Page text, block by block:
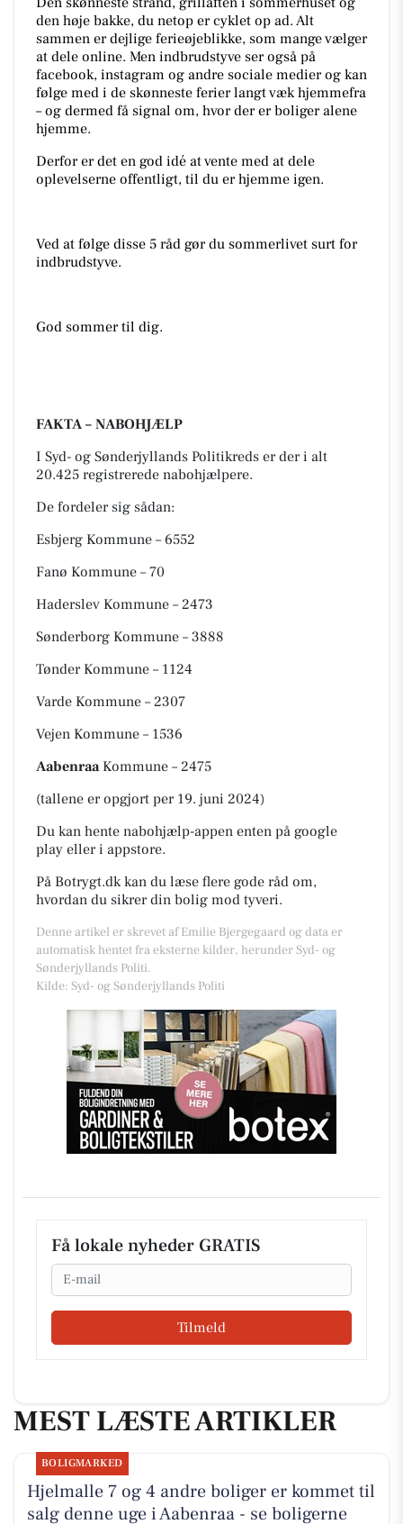
den høje bakke, du netop er cyklet op ad. Alt
sammen er dejlige ferieøjeblikke, som mange vælger
at dele online. Men indbrudstyve ser også på
facebook, instagram og andre sociale medier og kan
følge med i de skønneste ferier langt væk hjemmefra
– og dermed få signal om, hvor der er boliger alene
hjemme.
Derfor er det en god idé at vente med at dele
oplevelserne offentligt, til du er hjemme igen.
Ved at følge disse 5 råd gør du sommerlivet surt for
indbrudstyve.
God sommer til dig.
FAKTA – NABOHJÆLP
I Syd- og Sønderjyllands Politikreds er der i alt
20.425 registrerede nabohjælpere.
De fordeler sig sådan:
Esbjerg Kommune – 6552
Fanø Kommune – 70
Haderslev Kommune – 2473
Sønderborg Kommune – 3888
Tønder Kommune – 1124
Varde Kommune – 2307
Vejen Kommune – 1536
AabenraaKommune – 2475
(tallene er opgjort per 19. juni 2024)
Du kan hente nabohjælp-appen enten på google
play eller i appstore.
På Botrygt.dk kan du læse flere gode råd om,
hvordan du sikrer din bolig mod tyveri.
Denne artikel er skrevet af Emilie Bjergegaard og data er
automatisk hentet fra eksterne kilder, herunder Syd- og
Sønderjyllands Politi.
Kilde: Syd- og Sønderjyllands Politi
Få lokale nyheder GRATIS
Email
Tilmeld
MEST LÆSTE ARTIKLER
BOLIGMARKED
Hjelmalle 7 og 4 andre boliger er kommet til
salg denne uge i Aabenraa - se boligerne